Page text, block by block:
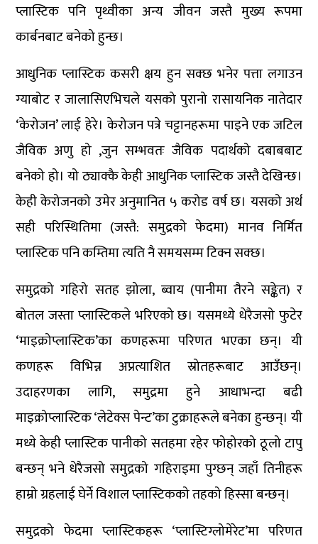
प्लास्टिक पनि पृथ्वीका अन्य जीवन जस्तै मुख्य रूपमा
कार्बनबाट बनेको हुन्छ।
आधुनिक प्लास्टिक कसरी क्षय हुन सक्छ भनेर पत्ता लगाउन
ग्याबोट र जालासिएभिचले यसको पुरानो रासायनिक नातेदार
‘केरोजन’ लाई हेरे। केरोजन पत्रे चट्टानहरूमा पाइने एक जटिल
जैविक अणु हो ,जुन सम्भवतः जैविक पदार्थको दबाबबाट
बनेको हो। यो ठ्याक्कै केही आधुनिक प्लास्टिक जस्तै देखिन्छ।
केही केरोजनको उमेर अनुमानित ५ करोड वर्ष छ। यसको अर्थ
सही परिस्थितिमा (जस्तै: समुद्रको फेदमा) मानव निर्मित
प्लास्टिक पनि कम्तिमा त्यति नै समयसम्म टिक्न सक्छ।
समुद्रको गहिरो सतह झोला, ब्वाय (पानीमा तैरने सङ्केत) र
बोतल जस्ता प्लास्टिकले भरिएको छ। यसमध्ये धेरैजसो फुटेर
‘माइक्रोप्लास्टिक’का कणहरूमा परिणत भएका छन्। यी
कणहरू विभिन्न अप्रत्याशित स्रोतहरूबाट आउँछन्।
उदाहरणका लागि, समुद्रमा हुने आधाभन्दा बढी
माइक्रोप्लास्टिक ‘लेटेक्स पेन्ट’का टुक्राहरूले बनेका हुन्छन्। यी
मध्ये केही प्लास्टिक पानीको सतहमा रहेर फोहोरको ठूलो टापु
बन्छन् भने धेरैजसो समुद्रको गहिराइमा पुग्छन् जहाँ तिनीहरू
हाम्रो ग्रहलाई घेर्ने विशाल प्लास्टिकको तहको हिस्सा बन्छन्।
समुद्रको फेदमा प्लास्टिकहरू ‘प्लास्टिग्लोमेरेट’मा परिणत